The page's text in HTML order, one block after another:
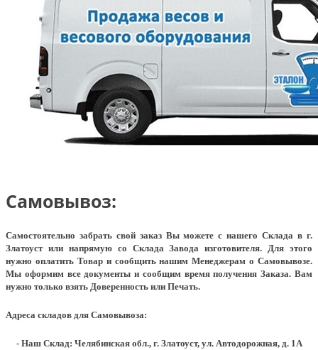
Самовывоз:
Самостоятельно забрать свой заказ Вы можете с нашего Склада в г.
Златоуст или напрямую со Склада Завода изготовителя. Для этого
нужно оплатить Товар и сообщить нашим Менеджерам о Самовывозе.
Мы оформим все документы и сообщим время получения Заказа. Вам
нужно только взять Доверенность или Печать.
Адреса складов для Самовывоза:
- Наш Склад: Челябинская обл., г. Златоуст, ул. Автодорожная, д. 1А